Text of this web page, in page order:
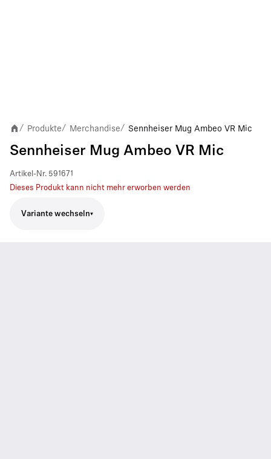
/ Produkte/ Merchandise/ Sennheiser Mug Ambeo VR Mic
Sennheiser Mug Ambeo VR Mic
Artikel-Nr. 591671
Dieses Produkt kann nicht mehr erworben werden
Variante wechseln